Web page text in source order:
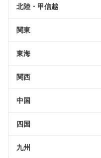
北陸・甲信越
関東
東海
関西
中国
四国
九州